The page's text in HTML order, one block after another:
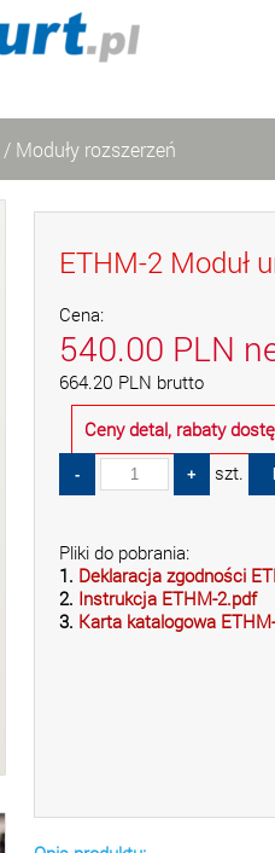
/ Moduły rozszerzeń
ETHM-2 Moduł
Cena:
540.00 PLN
664.20 PLN brutto
Ceny detal, rabaty
szt.
Pliki do pobrania:
1. Deklaracja zgodności
2. Instrukcja ETHM-2.pdf
3. Karta katalogowa